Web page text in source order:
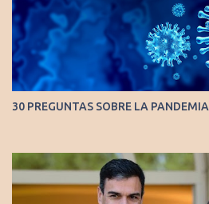
30 PREGUNTAS SOBRE LA PANDEMIA